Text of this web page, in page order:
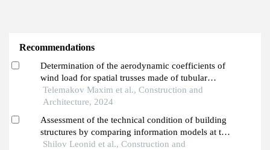
Recommendations
Determination of the aerodynamic coefficients of
wind load for spatial trusses made of tubular
profiles
Telemakov Maxim et al., Construction and
Architecture, 2024
Assessment of the technical condition of building
structures by comparing information models at the
stages of the life cycle
Shilov Leonid et al., Construction and